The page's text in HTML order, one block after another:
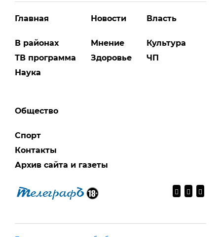
Главная
В районах
ТВ программа
Наука
Новости
Мнение
Здоровье
Власть
Культура
ЧП
Общество
Спорт
Контакты
Архив сайта и газеты